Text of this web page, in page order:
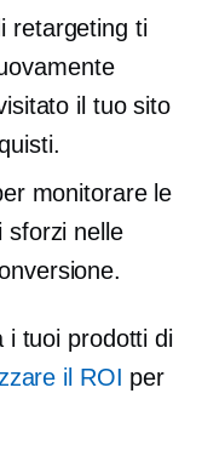
retargeting ti
il tuo sito
monitorare le
sforzi nelle
i tuoi prodotti di
il ROI per